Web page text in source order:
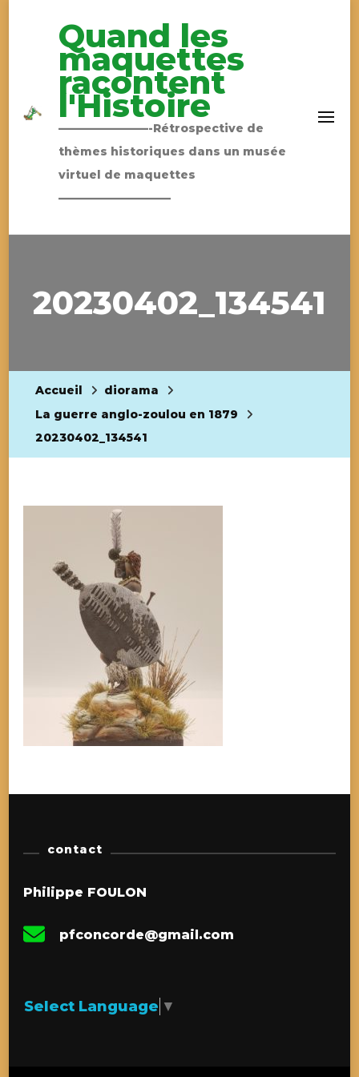
Quand les
maquettes
racontent
l'Histoire
————————-Rétrospective de
thèmes historiques dans un musée
virtuel de maquettes
——————————
20230402_134541
Accueil
diorama
La guerre anglo-zoulou en 1879
20230402_134541
contact
Philippe FOULON
pfconcorde@gmail.com
Select Language ▼